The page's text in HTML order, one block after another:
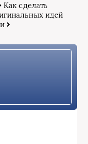
Как сделать
идей